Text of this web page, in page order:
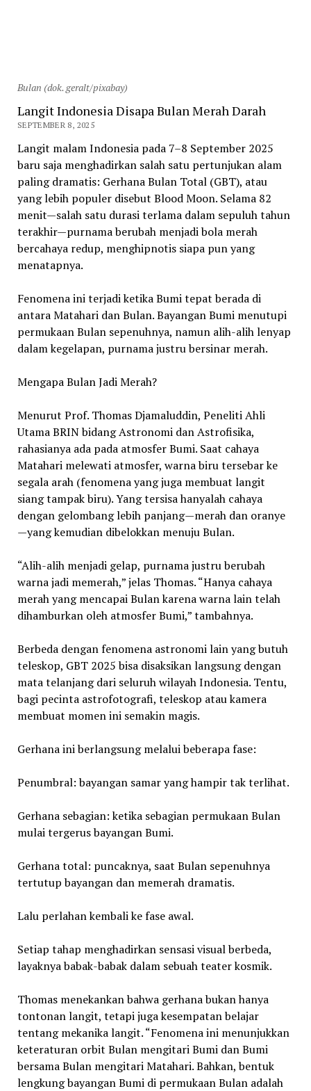
Bulan (dok. geralt/pixabay)
Langit Indonesia Disapa Bulan Merah Darah
SEPTEMBER 8, 2025
Langit malam Indonesia pada 7–8 September 2025
baru saja menghadirkan salah satu pertunjukan alam
paling dramatis: Gerhana Bulan Total (GBT), atau
yang lebih populer disebut Blood Moon. Selama 82
menit—salah satu durasi terlama dalam sepuluh tahun
terakhir—purnama berubah menjadi bola merah
bercahaya redup, menghipnotis siapa pun yang
menatapnya.
Fenomena ini terjadi ketika Bumi tepat berada di
antara Matahari dan Bulan. Bayangan Bumi menutupi
permukaan Bulan sepenuhnya, namun alih-alih lenyap
dalam kegelapan, purnama justru bersinar merah.
Mengapa Bulan Jadi Merah?
Menurut Prof. Thomas Djamaluddin, Peneliti Ahli
Utama BRIN bidang Astronomi dan Astrofisika,
rahasianya ada pada atmosfer Bumi. Saat cahaya
Matahari melewati atmosfer, warna biru tersebar ke
segala arah (fenomena yang juga membuat langit
siang tampak biru). Yang tersisa hanyalah cahaya
dengan gelombang lebih panjang—merah dan oranye
—yang kemudian dibelokkan menuju Bulan.
“Alih-alih menjadi gelap, purnama justru berubah
warna jadi memerah,” jelas Thomas. “Hanya cahaya
merah yang mencapai Bulan karena warna lain telah
dihamburkan oleh atmosfer Bumi,” tambahnya.
Berbeda dengan fenomena astronomi lain yang butuh
teleskop, GBT 2025 bisa disaksikan langsung dengan
mata telanjang dari seluruh wilayah Indonesia. Tentu,
bagi pecinta astrofotografi, teleskop atau kamera
membuat momen ini semakin magis.
Gerhana ini berlangsung melalui beberapa fase:
Penumbral: bayangan samar yang hampir tak terlihat.
Gerhana sebagian: ketika sebagian permukaan Bulan
mulai tergerus bayangan Bumi.
Gerhana total: puncaknya, saat Bulan sepenuhnya
tertutup bayangan dan memerah dramatis.
Lalu perlahan kembali ke fase awal.
Setiap tahap menghadirkan sensasi visual berbeda,
layaknya babak-babak dalam sebuah teater kosmik.
Thomas menekankan bahwa gerhana bukan hanya
tontonan langit, tetapi juga kesempatan belajar
tentang mekanika langit. “Fenomena ini menunjukkan
keteraturan orbit Bulan mengitari Bumi dan Bumi
bersama Bulan mengitari Matahari. Bahkan, bentuk
lengkung bayangan Bumi di permukaan Bulan adalah